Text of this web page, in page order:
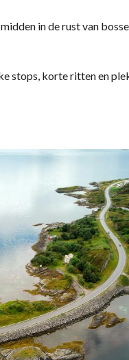
in de rust van
stops, korte ritten en